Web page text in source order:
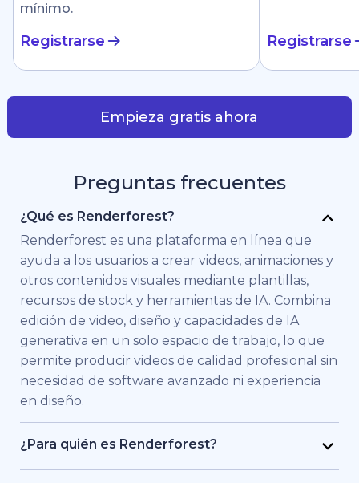
mínimo.
Registrarse Registrarse
Empieza gratis ahora
Preguntas frecuentes
¿Qué es Renderforest?
Renderforest es una plataforma en línea que
ayuda a los usuarios a crear videos, animaciones y
otros contenidos visuales mediante plantillas,
recursos de stock y herramientas de IA. Combina
edición de video, diseño y capacidades de IA
generativa en un solo espacio de trabajo, lo que
permite producir videos de calidad profesional sin
necesidad de software avanzado ni experiencia
en diseño.
¿Para quién es Renderforest?
Renderforest está pensado para personas y